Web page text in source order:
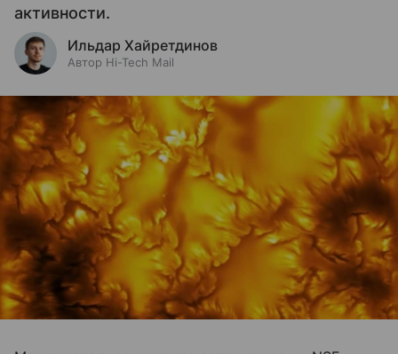
активности.
Ильдар Хайретдинов
Автор Hi-Tech Mail